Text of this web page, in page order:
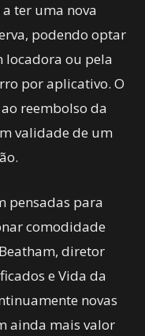
ter uma nova
podendo optar
locadora ou pela
por aplicativo. O
reembolso da
validade de um
pensadas para
comodidade
diretor
e Vida da
novas
ainda mais valor